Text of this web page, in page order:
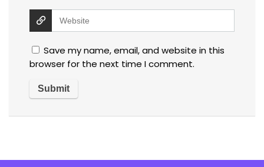
Save my name, email, and website in this
browser for the next time I comment.